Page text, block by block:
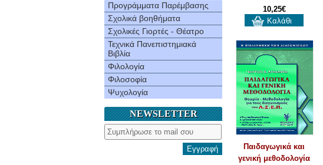
Προγράμματα Παρέμβασης
Σχολικά βοηθήματα
Σχολικές Γιορτές - Θέατρο
Τεχνικά Πανεπιστημιακά
Βιβλία
Φιλολογία
Φιλοσοφία
Ψυχολογία
NEWSLETTER
Εγγραφή
10,25€
Καλάθι
Παιδαγωγικά και
γενική μεθοδολογία